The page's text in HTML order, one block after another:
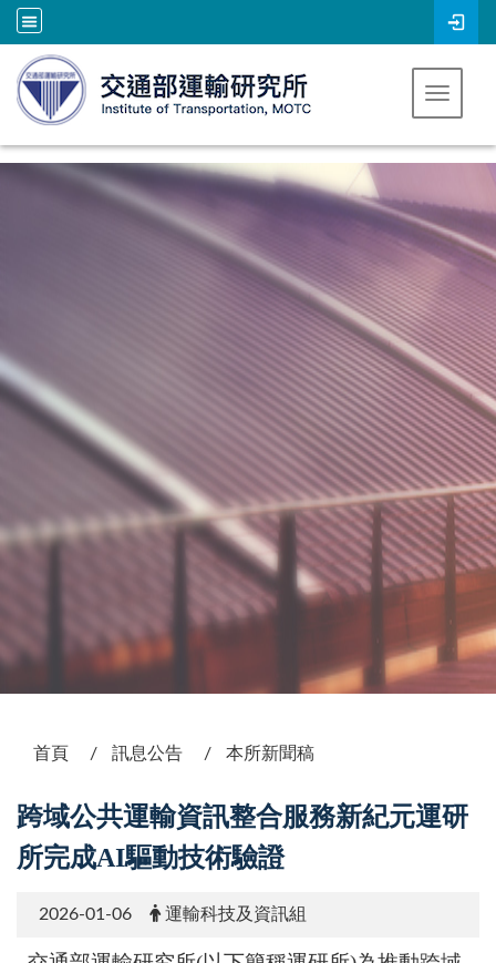
跳到主要內容
Toggle
首頁 訊息公告 本所新聞稿
跨域公共運輸資訊整合服務新紀元運研
所完成AI驅動技術驗證
2026-01-06 運輸科技及資訊組